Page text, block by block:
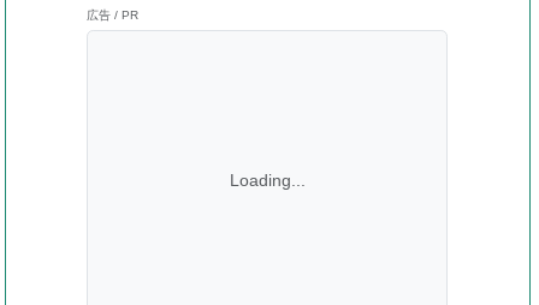
広告 / PR
Loading...